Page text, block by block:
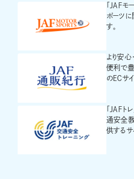
「JAFモ
ポーツ
す。
より安心
便利で
のECサイ
「JAFト
通安全
供するサ